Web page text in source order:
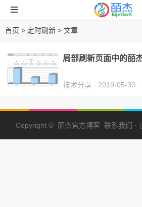
首页 > 定时刷新 > 文章
局部刷新页面中的皕
技术分享 · 2019-05-30
Copyright © 皕杰官方博客 联系我们 ·